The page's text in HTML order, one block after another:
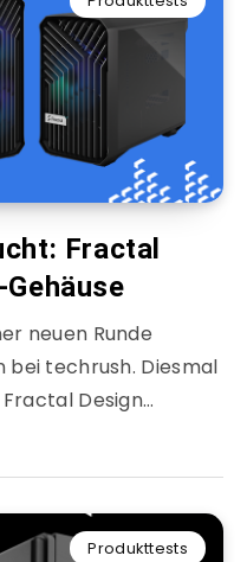
Fractal
neuen Runde
techrush. Diesmal
Design…
Produkttests